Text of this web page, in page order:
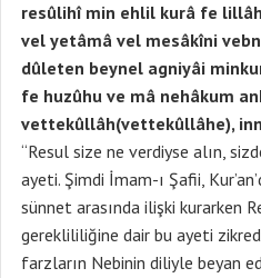
resûlihî min ehlil kurâ fe
vel yetâmâ vel mesâkîni
dûleten beynel agniyâi
fe huzûhu ve mâ nehâkum
vettekûllâh(vettekûllâhe),
“Resul size ne verdiyse alın,
ayeti. Şimdi İmam-ı Şafii,
sünnet arasında ilişki kurarken
gereklililiğine dair bu ayeti
farzların Nebinin diliyle beyan